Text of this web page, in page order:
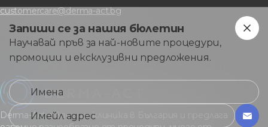
customercare@derma-act.bg
Derma-Act е водеща клиника в България и предлага
Запиши се за нашия бюлетин
Научавай пръв за най-новите процедури,
промоции и ексклузивни предложения.